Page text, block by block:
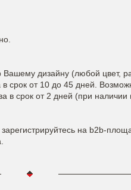
дизайну (любой цвет,
срок от 10 до 45 дней.
в срок от 2 дней (при
на b2b-